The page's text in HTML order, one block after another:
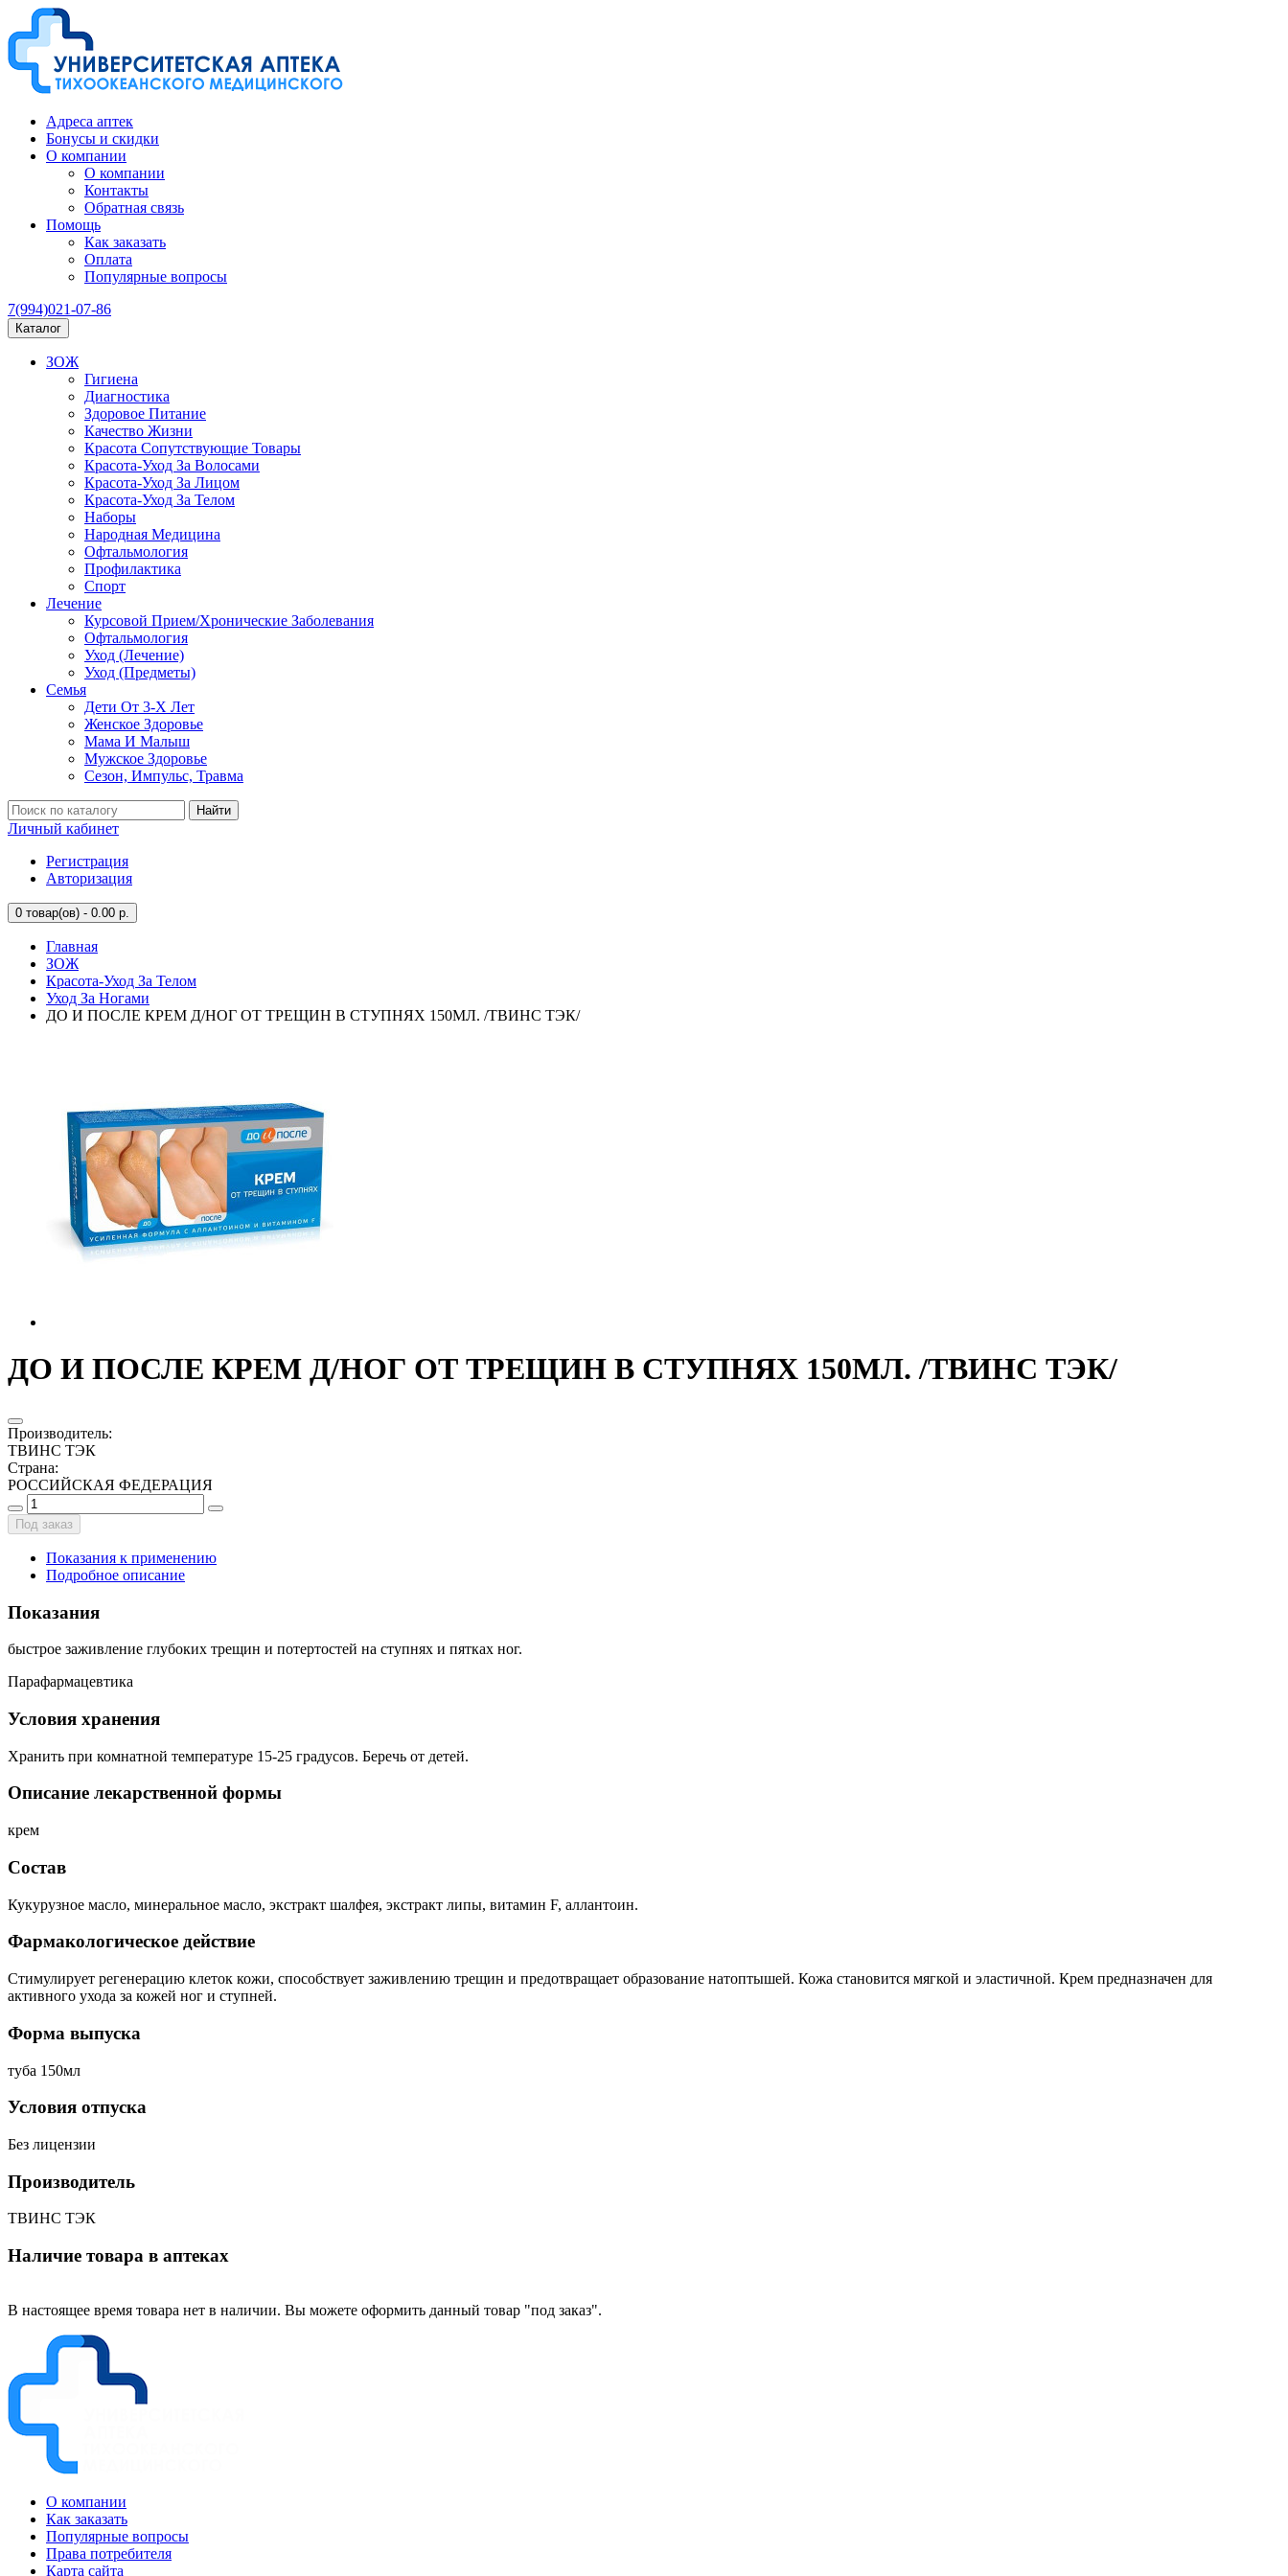
Адреса аптек
Бонусы и скидки
О компании
О компании
Контакты
Обратная связь
Помощь
Как заказать
Оплата
Популярные вопросы
7(994)021-07-86
Каталог
ЗОЖ
Гигиена
Диагностика
Здоровое Питание
Качество Жизни
Красота Сопутствующие Товары
Красота-Уход За Волосами
Красота-Уход За Лицом
Красота-Уход За Телом
Наборы
Народная Медицина
Офтальмология
Профилактика
Спорт
Лечение
Курсовой Прием/Хронические Заболевания
Офтальмология
Уход (Лечение)
Уход (Предметы)
Семья
Дети От 3-Х Лет
Женское Здоровье
Мама И Малыш
Мужское Здоровье
Сезон, Импульс, Травма
Найти
Личный кабинет
Регистрация
Авторизация
0 товар(ов) - 0.00 р.
Главная
ЗОЖ
Красота-Уход За Телом
Уход За Ногами
ДО И ПОСЛЕ КРЕМ Д/НОГ ОТ ТРЕЩИН В СТУПНЯХ 150МЛ. /ТВИНС ТЭК/
ДО И ПОСЛЕ КРЕМ Д/НОГ ОТ ТРЕЩИН В СТУПНЯХ 150МЛ. /ТВИНС ТЭК/
Производитель:
ТВИНС ТЭК
Страна:
РОССИЙСКАЯ ФЕДЕРАЦИЯ
Под заказ
Показания к применению
Подробное описание
Показания
быстрое заживление глубоких трещин и потертостей на ступнях и пятках ног.
Парафармацевтика
Условия хранения
Хранить при комнатной температуре 15-25 градусов. Беречь от детей.
Описание лекарственной формы
крем
Состав
Кукурузное масло, минеральное масло, экстракт шалфея, экстракт липы, витамин F, аллантоин.
Фармакологическое действие
Стимулирует регенерацию клеток кожи, способствует заживлению трещин и предотвращает образование натоптышей. Кожа становится мягкой и эластичной. Крем предназначен для
активного ухода за кожей ног и ступней.
Форма выпуска
туба 150мл
Условия отпуска
Без лицензии
Производитель
ТВИНС ТЭК
Наличие товара в аптеках
В настоящее время товара нет в наличии. Вы можете оформить данный товар "под заказ".
О компании
Как заказать
Популярные вопросы
Права потребителя
Карта сайта